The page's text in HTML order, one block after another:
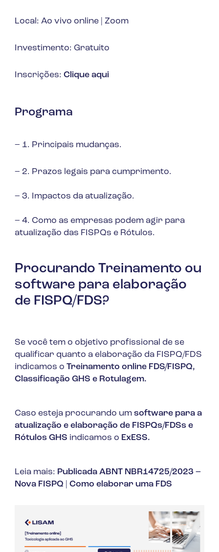
Local: Ao vivo online | Zoom
Investimento: Gratuito
Inscrições: Clique aqui
Programa
– 1. Principais mudanças.
– 2. Prazos legais para cumprimento.
– 3. Impactos da atualização.
– 4. Como as empresas podem agir para
atualização das FISPQs e Rótulos.
Procurando Treinamento ou
software para elaboração
de FISPQ/FDS?
Se você tem o objetivo profissional de se
qualificar quanto a elaboração da FISPQ/FDS
indicamos o Treinamento online FDS/FISPQ,
Classificação GHS e Rotulagem.
Caso esteja procurando um software para a
atualização e elaboração de FISPQs/FDSs e
Rótulos GHS indicamos o ExESS.
Leia mais: Publicada ABNT NBR14725/2023 –
Nova FISPQ
Como elaborar uma FDS